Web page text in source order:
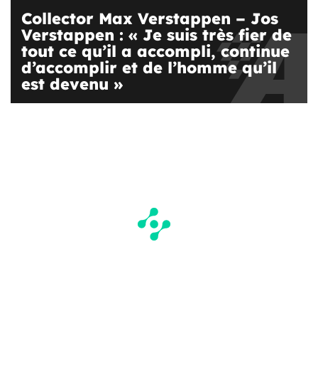
Collector Max Verstappen – Jos
Verstappen : « Je suis très fier de
tout ce qu’il a accompli, continue
d’accomplir et de l’homme qu’il
est devenu »